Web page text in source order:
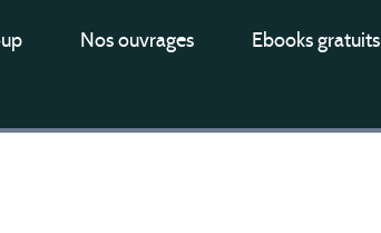
Nos ouvrages Ebooks gratuits